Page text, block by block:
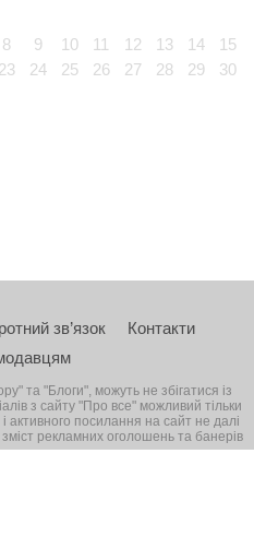
8 9 10 11 12 13 14
15
23 24 25 26 27 28 29
30
зв’язок
Контакти
та "Блоги", можуть не збігатися із
з сайту "Про все" можливий тільки
активного посилання на сайт не далі
рекламних оголошень та банерів